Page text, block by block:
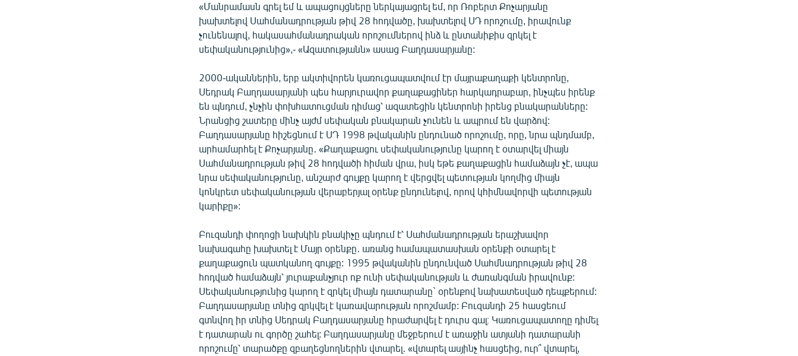
«Մանրամասն գրել եմ և ապացույցները ներկայացրել եմ, որ Ռոբերտ Քոչարյանը
խախտելով Սահմանադրության թիվ 28 հոդվածը, խախտելով ՍԴ որոշումը, իրավունք
չունենալով, հակասահմանադրական որոշումներով ինձ և ընտանիքիս զրկել է
սեփականությունից»,- «Ազատությանն» ասաց Բաղդասարյանը:
2000-ականներին, երբ ակտիվորեն կառուցապատվում էր մայրաքաղաքի կենտրոնը,
Սեդրակ Բաղդասարյանի պես հարյուրավոր քաղաքացիներ հարկադրաբար, ինչպես իրենք
են պնդում, չնչին փոխհատուցման դիմաց՝ ազատեցին կենտրոնի իրենց բնակարանները:
Նրանցից շատերը մինչ այժմ սեփական բնակարան չունեն և ապրում են վարձով:
Բաղդասարյանը հիշեցնում է ՍԴ 1998 թվականին ընդունած որոշումը, որը, նրա պնդմամբ,
արհամարհել է Քոչարյանը․ «Քաղաքացու սեփականությունը կարող է օտարվել միայն
Սահմանադրության թիվ 28 հոդվածի հիման վրա, իսկ եթե քաղաքացին համաձայն չէ, ապա
նրա սեփականությունը, անշարժ գույքը կարող է վերցվել պետության կողմից միայն
կոնկրետ սեփականության վերաբերյալ օրենք ընդունելով, որով կհիմնավորվի պետության
կարիքը»:
Բուզանդի փողոցի նախկին բնակիչը պնդում է՝ Սահմանադրության երաշխավոր
նախագահը խախտել է Մայր օրենքը․ առանց համապատասխան օրենքի օտարել է
քաղաքացուն պատկանող գույքը: 1995 թվականին ընդունված Սահմնադրության թիվ 28
հոդված համաձայն՝ յուրաքանչյուր ոք ունի սեփականության և ժառանգման իրավունք:
Սեփականությունից կարող է զրկել միայն դատարանը` օրենքով նախատեսված դեպքերում:
Բաղդասարյանը տնից զրկվել է կառավարության որոշմամբ: Բուզանդի 25 հասցեում
գտնվող իր տնից Սեդրակ Բաղդասարյանը հրաժարվել է դուրս գալ։ Կառուցապատողը դիմել
է դատարան ու գործը շահել: Բաղդասարյանը մեջբերում է առաջին ատյանի դատարանի
որոշումը՝ տարածքը զբաղեցնողներին վտարել․ «վտարել ասյինչ հասցեից, ուր՞ վտարել,